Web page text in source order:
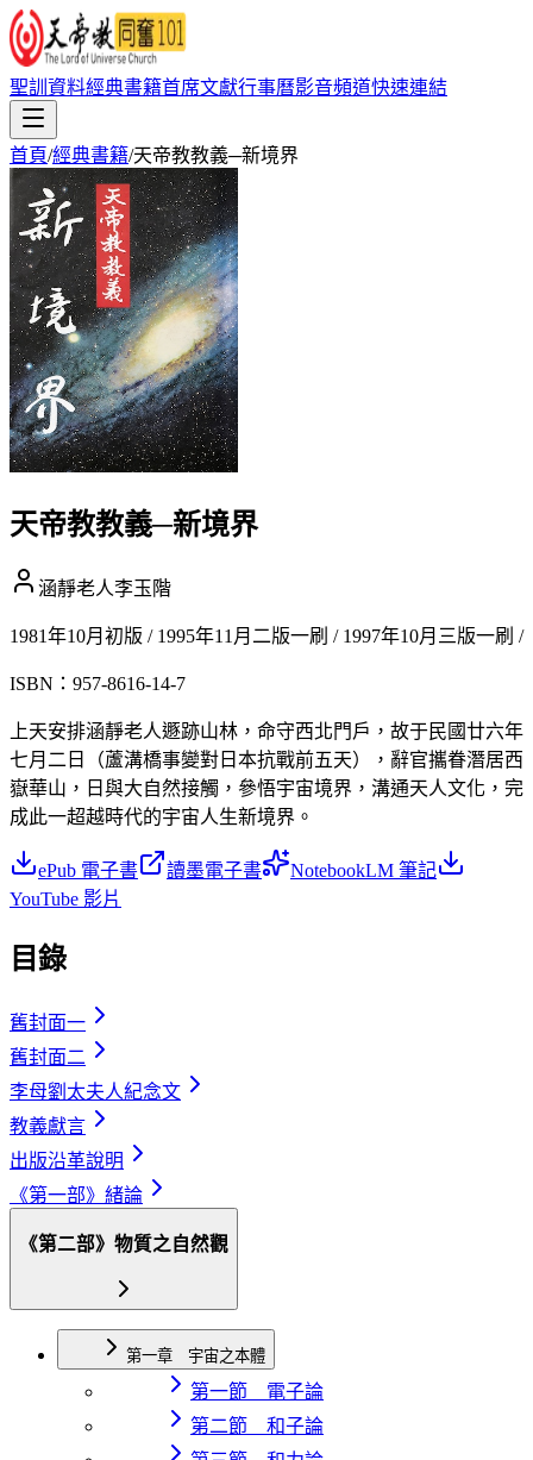
聖訓資料經典書籍首席文獻行事曆影音頻道快速連結
首頁/經典書籍/天帝教教義─新境界
天帝教教義─新境界
涵靜老人李玉階
1981年10月初版 / 1995年11月二版一刷 / 1997年10月三版一刷 /
ISBN： 957-8616-14-7
上天安排涵靜老人遯跡山林，命守西北門戶，故于民國廿六年
七月二日（蘆溝橋事變對日本抗戰前五天），辭官攜眷潛居西
嶽華山，日與大自然接觸，參悟宇宙境界，溝通天人文化，完
成此一超越時代的宇宙人生新境界。
ePub 電子書 讀墨電子書
NotebookLM 筆記
YouTube 影片
目錄
舊封面一
舊封面二
李母劉太夫人紀念文
教義獻言
出版沿革說明
《第一部》緒論
《第二部》物質之自然觀
第一章 宇宙之本體
第一節 電子論
第二節 和子論